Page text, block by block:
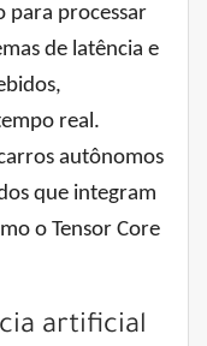
para processar
de latência e
real.
autônomos
que integram
o Tensor Core
artificial